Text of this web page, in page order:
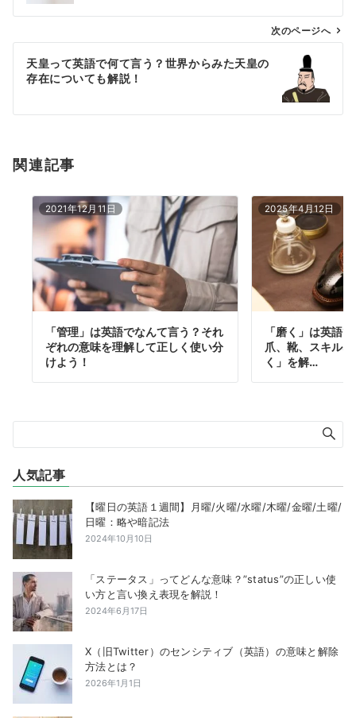
ビ
ン
次のページへ
天皇って英語で何て言う？世界からみた天皇の
存在についても解説！
関連記事
2021年12月11日
「管理」は英語でなんて言う？それ
ぞれの意味を理解して正しく使い分
けよう！
2025年4月12日
「磨く」は英語
爪、靴、スキル
く」を解…
人気記事
【曜日の英語１週間】月曜/火曜/水曜/木曜/金曜/土曜/
日曜：略や暗記法
2024年10月10日
「ステータス」ってどんな意味？”status”の正しい使
い方と言い換え表現を解説！
2024年6月17日
X（旧Twitter）のセンシティブ（英語）の意味と解除
方法とは？
2026年1月1日